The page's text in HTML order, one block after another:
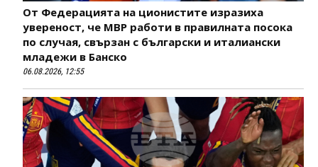
От Федерацията на ционистите изразиха
увереност, че МВР работи в правилната посока
по случая, свързан с български и италиански
младежи в Банско
06.08.2026, 12:55